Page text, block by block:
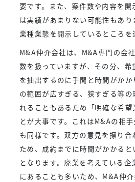
要です。また、案件数や内容を開
は実績があまりない可能性もあり
業種業態を開示しているところを
M&A仲介会社は、M&A専門の会
数を扱っていますが、その分、希
を抽出するのに手間と時間がかか
の範囲が広すぎる、狭すぎる等の
れることもあるため「明確な希望
とが大事です。これはM&Aの相
も同様です。双方の意見を擦り合
ため、成約までに時間がかかると
となります。廃業を考えている
にあることも多いため、M&A仲